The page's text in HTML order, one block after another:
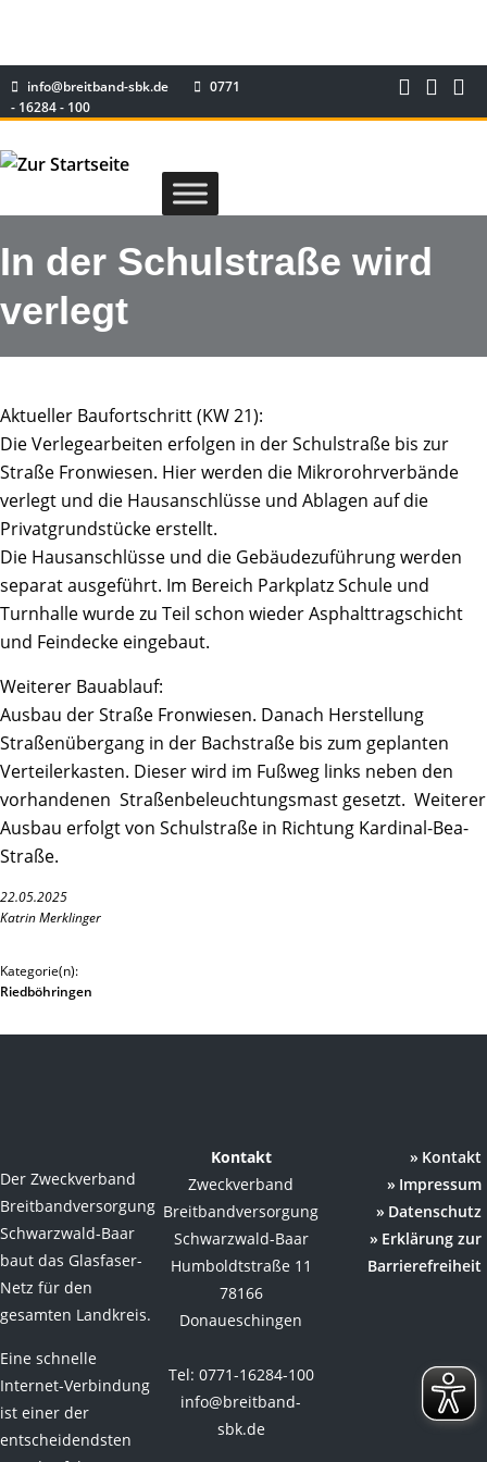
info@breitband-sbk.de
0771
- 16284 - 100
In der Schulstraße wird
verlegt
Aktueller Baufortschritt (KW 21):
Die Verlegearbeiten erfolgen in der Schulstraße bis zur
Straße Fronwiesen. Hier werden die Mikrorohrverbände
verlegt und die Hausanschlüsse und Ablagen auf die
Privatgrundstücke erstellt.
Die Hausanschlüsse und die Gebäudezuführung werden
separat ausgeführt. Im Bereich Parkplatz Schule und
Turnhalle wurde zu Teil schon wieder Asphalttragschicht
und Feindecke eingebaut.
Weiterer Bauablauf:
Ausbau der Straße Fronwiesen. Danach Herstellung
Straßenübergang in der Bachstraße bis zum geplanten
Verteilerkasten. Dieser wird im Fußweg links neben den
vorhandenen Straßenbeleuchtungsmast gesetzt. Weiterer
Ausbau erfolgt von Schulstraße in Richtung Kardinal-Bea-
Straße.
22.05.2025
Katrin Merklinger
Kategorie(n):
Riedböhringen
Der Zweckverband
Breitbandversorgung
Schwarzwald-Baar
baut das Glasfaser-
Netz für den
gesamten Landkreis.
Eine schnelle
Internet-Verbindung
ist einer der
entscheidendsten
Kontakt
Zweckverband
Breitbandversorgung
Schwarzwald-Baar
Humboldtstraße 11
78166
Donaueschingen
Tel: 0771-16284-100
info@breitband-
sbk.de
Kontakt
Impressum
Datenschutz
Erklärung zur
Barrierefreiheit